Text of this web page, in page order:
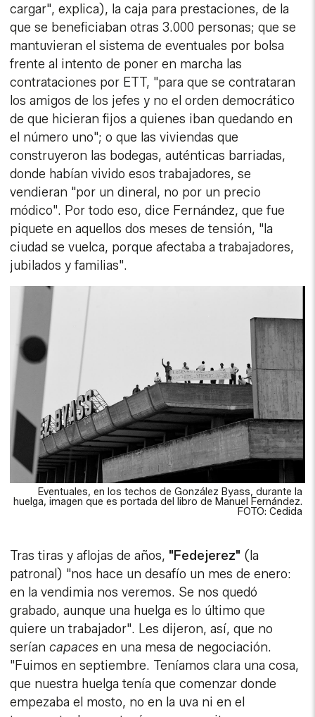
cargar", explica), la caja para prestaciones, de la
que se beneficiaban otras 3.000 personas; que se
mantuvieran el sistema de eventuales por bolsa
frente al intento de poner en marcha las
contrataciones por ETT, "para que se contrataran
los amigos de los jefes y no el orden democrático
de que hicieran fijos a quienes iban quedando en
el número uno"; o que las viviendas que
construyeron las bodegas, auténticas barriadas,
donde habían vivido esos trabajadores, se
vendieran "por un dineral, no por un precio
módico". Por todo eso, dice Fernández, que fue
piquete en aquellos dos meses de tensión, "la
ciudad se vuelca, porque afectaba a trabajadores,
jubilados y familias".
Eventuales, en los techos de González Byass, durante la
huelga, imagen que es portada del libro de Manuel Fernández.
FOTO: Cedida
Tras tiras y aflojas de años, "Fedejerez" (la
patronal) "nos hace un desafío un mes de enero:
en la vendimia nos veremos. Se nos quedó
grabado, aunque una huelga es lo último que
quiere un trabajador". Les dijeron, así, que no
seríancapaces en una mesa de negociación.
"Fuimos en septiembre. Teníamos clara una cosa,
que nuestra huelga tenía que comenzar donde
empezaba el mosto, no en la uva ni en el